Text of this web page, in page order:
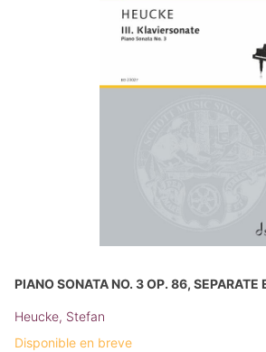
PIANO SONATA NO. 3 OP. 86, SEPARATE
Heucke, Stefan
Disponible en breve